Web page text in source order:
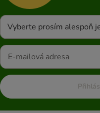
Vyberte prosím alespoň